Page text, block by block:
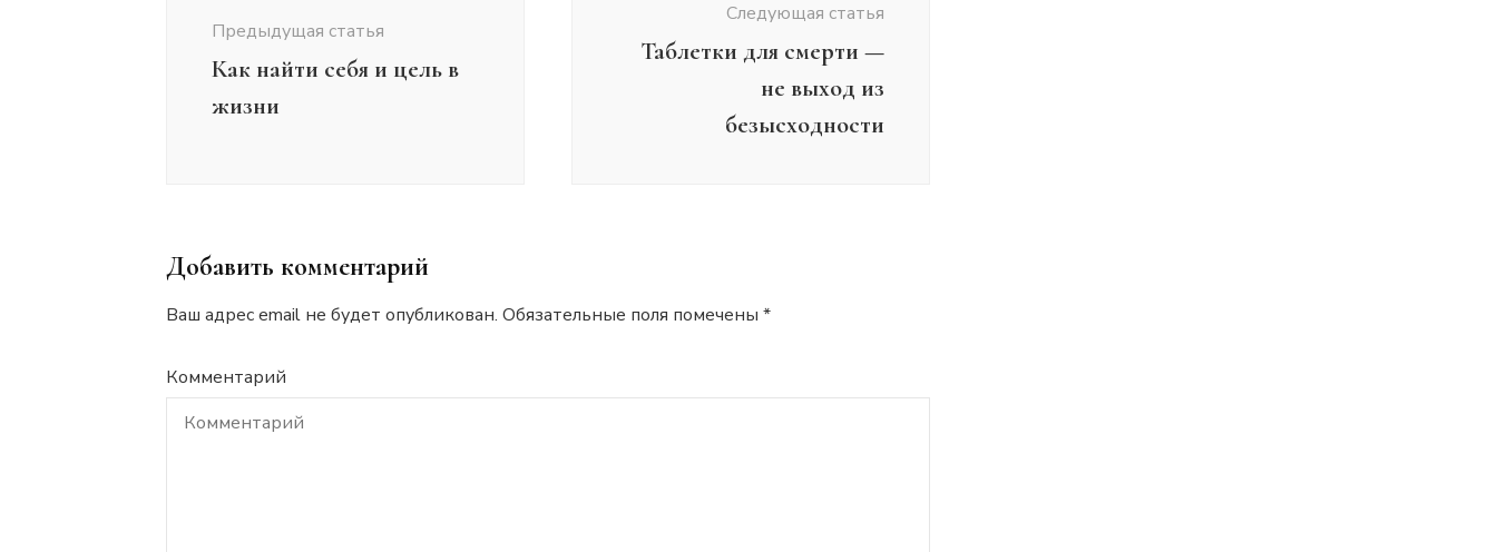
записям
Предыдущая статья
Как найти себя и цель в
жизни
Следующая статья
Таблетки для смерти —
не выход из
безысходности
Добавить комментарий
Ваш адрес email не будет опубликован. Обязательные поля помечены*
Комментарий